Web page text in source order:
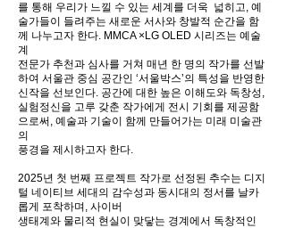
를 통해 우리가 느낄 수 있는 세계를 더욱 넓히고, 예
술가들이 들려주는 새로운 서사와 창발적 순간을 함
께 나누고자 한다. MMCA ×LG OLED 시리즈는 예술
계
전문가 추천과 심사를 거쳐 매년 한 명의 작가를 선발
하여 서울관 중심 공간인 ‘서울박스’의 특성을 반영한
신작을 선보인다. 공간에 대한 높은 이해도와 독창성,
실험정신을 고루 갖춘 작가에게 전시 기회를 제공함
으로써, 예술과 기술이 함께 만들어가는 미래 미술관
의
풍경을 제시하고자 한다.
2025년 첫 번째 프로젝트 작가로 선정된 추수는 디지
털 네이티브 세대의 감수성과 동시대의 정서를 날카
롭게 포착하며, 사이버
생태계와 물리적 현실이 맞닿는 경계에서 독창적인